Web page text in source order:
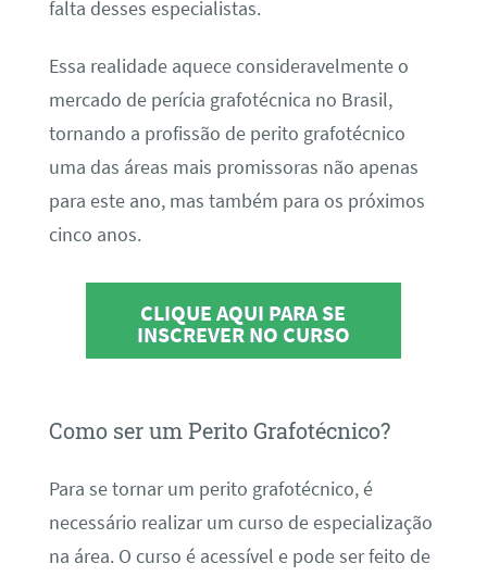
falta desses especialistas.
Essa realidade aquece consideravelmente o
mercado de perícia grafotécnica no Brasil,
tornando a profissão de perito grafotécnico
uma das áreas mais promissoras não apenas
para este ano, mas também para os próximos
cinco anos.
CLIQUE AQUI PARA SE
INSCREVER NO CURSO
Como ser um Perito Grafotécnico?
Para se tornar um perito grafotécnico, é
necessário realizar um curso de especialização
na área. O curso é acessível e pode ser feito de